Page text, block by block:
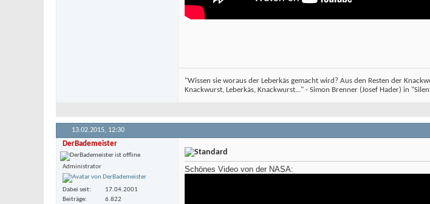
"Wissen sie woraus der Leberkäs gemacht wird? Aus den Resten der
Knackwurst, Leberkäs, Knackwurst..." - Simon Brenner (Josef Hader) in
13.02.2015, 12:30
DerBademeister
Administrator
Dabei seit
17.04.2001
Beiträge
6.822
Schönes Video von der NASA: